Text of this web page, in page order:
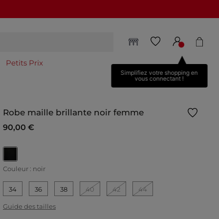
Simplifiez votre shopping en
vous connectant !
Petits Prix
Robe maille brillante noir femme
90,00 €
selected
Couleur : noir
34 36 38 40 42 44
Guide des tailles